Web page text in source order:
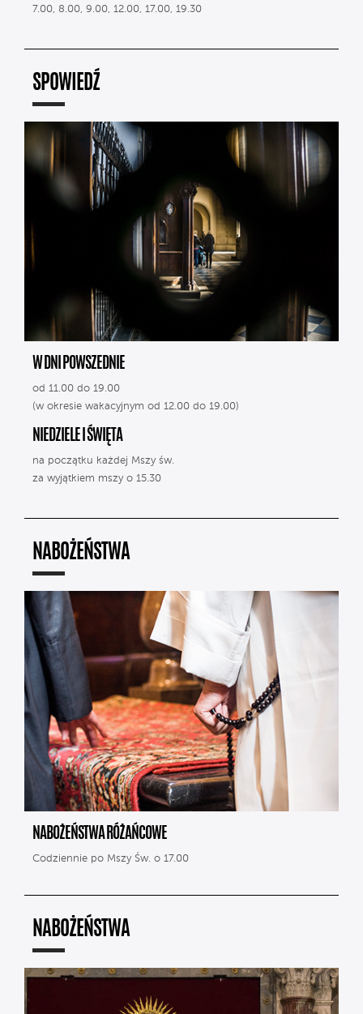
7.00, 8.00, 9.00, 12.00, 17.00, 19.30
SPOWIEDŹ
W DNI POWSZEDNIE
od 11.00 do 19.00
(w okresie wakacyjnym od 12.00 do 19.00)
NIEDZIELE I ŚWIĘTA
na początku każdej Mszy św.
za wyjątkiem mszy o 15.30
NABOŻEŃSTWA
NABOŻEŃSTWA RÓŻAŃCOWE
Codziennie po Mszy Św. o 17.00
NABOŻEŃSTWA